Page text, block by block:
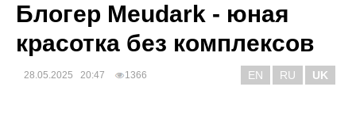
Блогер Meudark - юная
красотка без комплексов
28.05.2025 20:47 1366 EN RU UK